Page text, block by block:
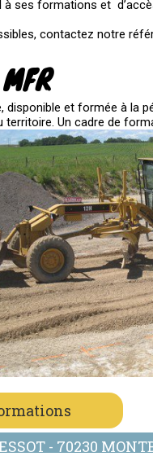
à ses formations et
contactez notre
disponible et formée à la
Un cadre de
- 70230